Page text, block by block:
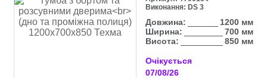
Виконання: DS 3
Довжина:
1200 мм
Ширина:
700 мм
Висота:
850 мм
Очікується
07/08/26